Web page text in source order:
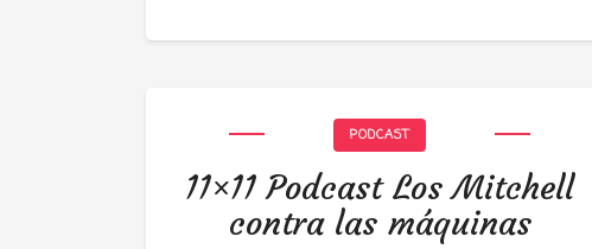
PODCAST
11×11 Podcast Los Mitchell
contra las máquinas